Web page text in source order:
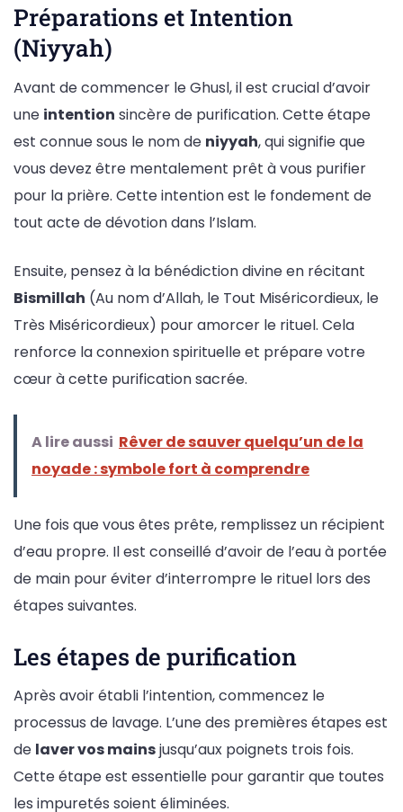
Préparations et Intention
(Niyyah)
Avant de commencer le Ghusl, il est crucial d’avoir
une intention sincère de purification. Cette étape
est connue sous le nom de niyyah, qui signifie que
vous devez être mentalement prêt à vous purifier
pour la prière. Cette intention est le fondement de
tout acte de dévotion dans l’Islam.
Ensuite, pensez à la bénédiction divine en récitant
Bismillah (Au nom d’Allah, le Tout Miséricordieux, le
Très Miséricordieux) pour amorcer le rituel. Cela
renforce la connexion spirituelle et prépare votre
cœur à cette purification sacrée.
A lire aussi Rêver de sauver quelqu’un de la
noyade : symbole fort à comprendre
Une fois que vous êtes prête, remplissez un récipient
d’eau propre. Il est conseillé d’avoir de l’eau à portée
de main pour éviter d’interrompre le rituel lors des
étapes suivantes.
Les étapes de purification
Après avoir établi l’intention, commencez le
processus de lavage. L’une des premières étapes est
de laver vos mainsjusqu’aux poignets trois fois.
Cette étape est essentielle pour garantir que toutes
les impuretés soient éliminées.